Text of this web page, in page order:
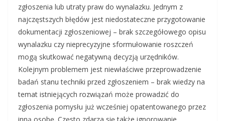
zgłoszenia lub utraty praw do wynalazku. Jednym z
najczęstszych błędów jest niedostateczne przygotowanie
dokumentacji zgłoszeniowej – brak szczegółowego opisu
wynalazku czy nieprecyzyjne sformułowanie roszczeń
mogą skutkować negatywną decyzją urzędników.
Kolejnym problemem jest niewłaściwe przeprowadzenie
badań stanu techniki przed zgłoszeniem – brak wiedzy na
temat istniejących rozwiązań może prowadzić do
zgłoszenia pomysłu już wcześniej opatentowanego przez